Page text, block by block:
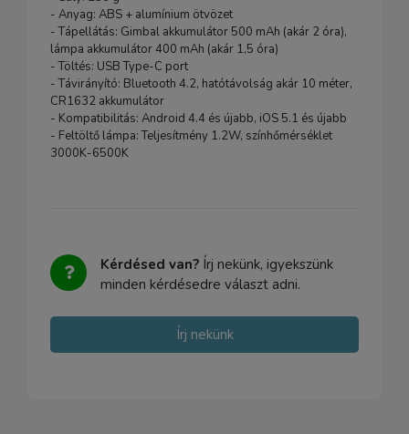
- Anyag: ABS + alumínium ötvözet
- Tápellátás: Gimbal akkumulátor 500 mAh (akár 2 óra),
lámpa akkumulátor 400 mAh (akár 1,5 óra)
- Töltés: USB Type-C port
- Távirányító: Bluetooth 4.2, hatótávolság akár 10 méter,
CR1632 akkumulátor
- Kompatibilitás: Android 4.4 és újabb, iOS 5.1 és újabb
- Feltöltő lámpa: Teljesítmény 1.2W, színhőmérséklet
3000K-6500K
Kérdésed van? Írj nekünk, igyekszünk
minden kérdésedre választ adni.
Írj nekünk